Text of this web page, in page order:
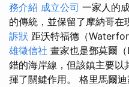
務介紹 成立公司 一家人的
的傳統，並保留了摩納哥在
訴狀 距沃特福德（
雄徵信社 畫家也是鄧莫爾
錯的海岸線，但該鎮主要以
揮了關鍵作用。 格里馬爾